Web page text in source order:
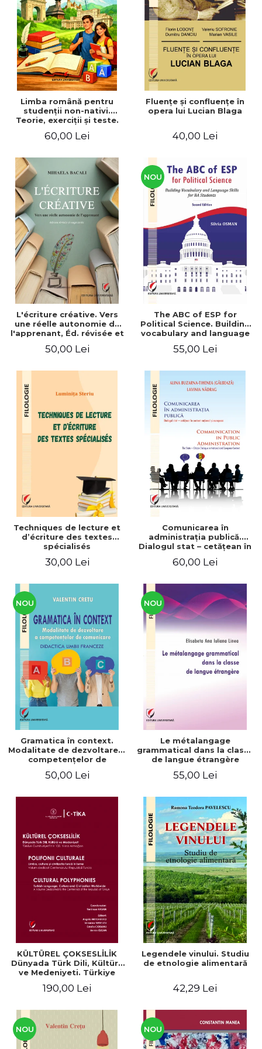
ADMINISTRATIVE
ȘTIINȚE ECONOMICE
ȘTIINȚE EXACTE
EDUCAȚIE FIZICĂ ȘI SPORT
PREUNIVERSITARIA
TIMP LIBER
ÎN CURS DE APARIȚIE
NOUTĂȚI
PACHETE DE STUDIU
ULTIMELE EXEMPLARE
Cum Cumpăr
Livrare
Politica de Retur
Formular de Retur
Distribuitori
Limba română pentru
studenţii non-nativi.
Teorie, exerciţii şi teste.
60,00 Lei
Fluenţe şi confluenţe în
opera lui Lucian Blaga
40,00 Lei
L'écriture créative. Vers
une réelle autonomie de
l'apprenant, Éd. révisée et
50,00 Lei
NOU
The ABC of ESP for
Political Science. Building
vocabulary and language
55,00 Lei
Techniques de lecture et
d’écriture des textes
spécialisés
30,00 Lei
Comunicarea în
administraţia publică.
Dialogul stat – cetăţean în
european / Communication
The state-citizen dialogue
in national and European
context
60,00 Lei
NOU
Gramatica în context.
Modalitate de dezvoltare a
competenţelor de
limbii franceze
50,00 Lei
NOU
Le métalangage
grammatical dans la classe
de langue étrangère
55,00 Lei
KÜLTÜREL ÇOKSESLİLİK
Dünyada Türk Dili, Kültürü
ve Medeniyeti. Türkiye
Armağan/ POLIFONII
și civilizația turcă în lume.
Centenarului
190,00 Lei
Legendele vinului. Studiu
de etnologie alimentară
42,29 Lei
NOU NOU